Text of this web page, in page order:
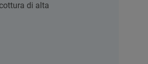
di alta